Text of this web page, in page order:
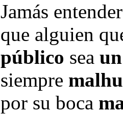
Jamás
que alguien
público sea
siempre
por su boca